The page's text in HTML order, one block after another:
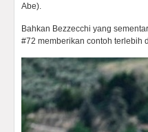
Abe).
Bahkan Bezzecchi yang
#72 memberikan contoh terlebih